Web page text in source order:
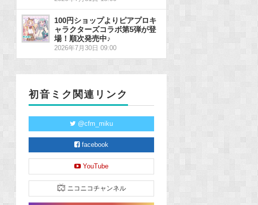
100円ショップよりピアプロキ
ャラクターズコラボ第5弾が登
場！順次発売中♪
2026年7月30日 09:00
初音ミク関連リンク
@cfm_miku
facebook
YouTube
ニコニコチャンネル